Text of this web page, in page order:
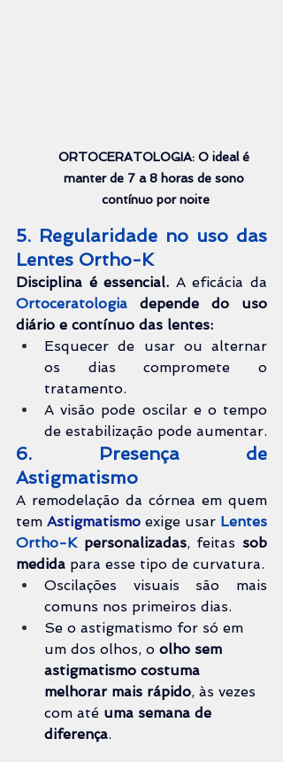
ORTOCERATOLOGIA: O ideal é
manter de 7 a 8 horas de sono
contínuo por noite
5. Regularidade no uso das
Lentes Ortho-K
Disciplina é essencial.
Ortoceratologia depende do uso
diário e contínuo das lentes:
Esquecer de usar ou alternar
os dias compromete o
tratamento.
A visão pode oscilar e o tempo
de estabilização pode aumentar.
6. Presença de
Astigmatismo
A remodelação da córnea em quem
tem Astigmatismo exige usar Lentes
Ortho-K personalizadas, feitas sob
medida para esse tipo de curvatura.
Oscilações visuais são mais
comuns nos primeiros dias.
Se o astigmatismo for só em
um dos olhos, o olho sem
astigmatismo costuma
melhorar mais rápido, às vezes
com até uma semana de
diferença.